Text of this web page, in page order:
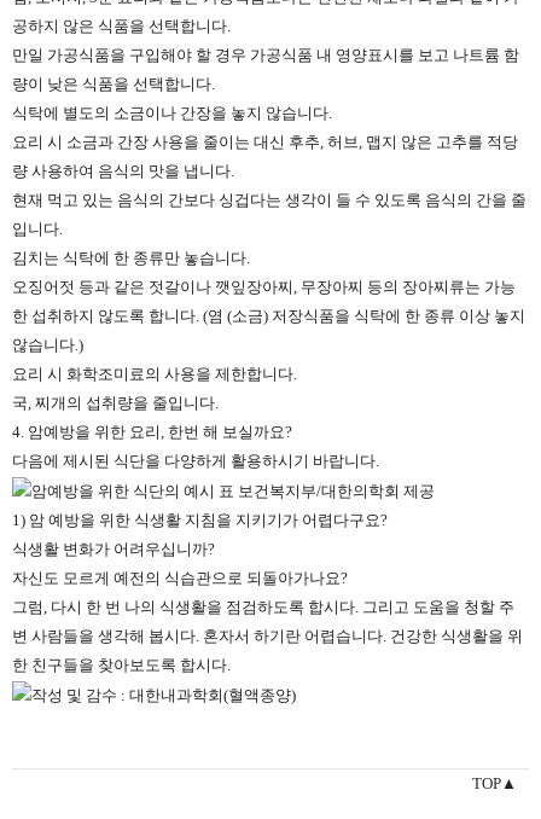
공하지 않은 식품을 선택합니다.
만일 가공식품을 구입해야 할 경우 가공식품 내 영양표시를 보고 나트륨 함
량이 낮은 식품을 선택합니다.
식탁에 별도의 소금이나 간장을 놓지 않습니다.
요리 시 소금과 간장 사용을 줄이는 대신 후추, 허브, 맵지 않은 고추를 적당
량 사용하여 음식의 맛을 냅니다.
현재 먹고 있는 음식의 간보다 싱겁다는 생각이 들 수 있도록 음식의 간을 줄
입니다.
김치는 식탁에 한 종류만 놓습니다.
오징어젓 등과 같은 젓갈이나 깻잎장아찌, 무장아찌 등의 장아찌류는 가능
한 섭취하지 않도록 합니다. (염 (소금) 저장식품을 식탁에 한 종류 이상 놓지
않습니다.)
요리 시 화학조미료의 사용을 제한합니다.
국, 찌개의 섭취량을 줄입니다.
4. 암예방을 위한 요리, 한번 해 보실까요?
다음에 제시된 식단을 다양하게 활용하시기 바랍니다.
1) 암 예방을 위한 식생활 지침을 지키기가 어렵다구요?
식생활 변화가 어려우십니까?
자신도 모르게 예전의 식습관으로 되돌아가나요?
그럼, 다시 한 번 나의 식생활을 점검하도록 합시다. 그리고 도움을 청할 주
변 사람들을 생각해 봅시다. 혼자서 하기란 어렵습니다. 건강한 식생활을 위
한 친구들을 찾아보도록 합시다.
TOP▲